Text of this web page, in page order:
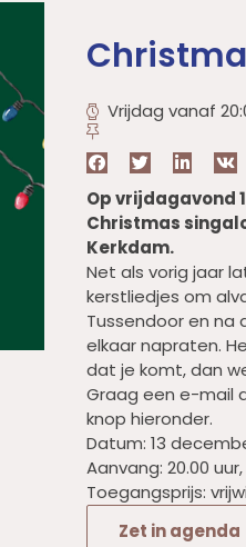
Vrijdag vanaf
Op vrijdagavond
Christmas
Kerkdam.
Net als vorig jaar
kerstliedjes om
Tussendoor en na
elkaar napraten.
dat je komt, dan
Graag een e-mail
knop hieronder.
Datum: 13
Aanvang: 20.00
Toegangsprijs:
Zet in agenda